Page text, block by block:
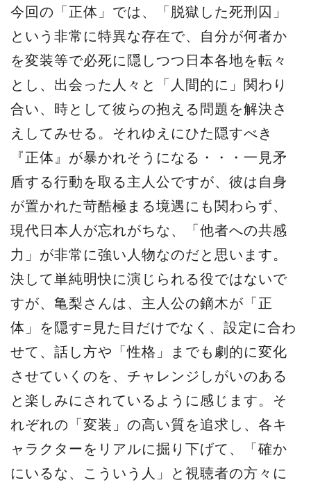
今回の「正体」では、「脱獄した死刑囚」
という非常に特異な存在で、自分が何者か
を変装等で必死に隠しつつ日本各地を転々
とし、出会った人々と「人間的に」関わり
合い、時として彼らの抱える問題を解決さ
えしてみせる。それゆえにひた隠すべき
『正体』が暴かれそうになる・・・一見矛
盾する行動を取る主人公ですが、彼は自身
が置かれた苛酷極まる境遇にも関わらず、
現代日本人が忘れがちな、「他者への共感
力」が非常に強い人物なのだと思います。
決して単純明快に演じられる役ではないで
すが、亀梨さんは、主人公の鏑木が「正
体」を隠す=見た目だけでなく、設定に合わ
せて、話し方や「性格」までも劇的に変化
させていくのを、チャレンジしがいのある
と楽しみにされているように感じます。そ
れぞれの「変装」の高い質を追求し、各キ
ャラクターをリアルに掘り下げて、「確か
にいるな、こういう人」と視聴者の方々に